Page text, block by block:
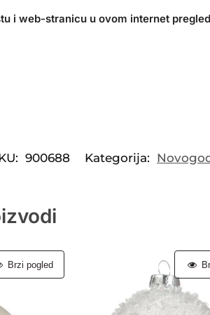
i web-stranicu u ovom internet
900688 Kategorija:
Brzi pogled